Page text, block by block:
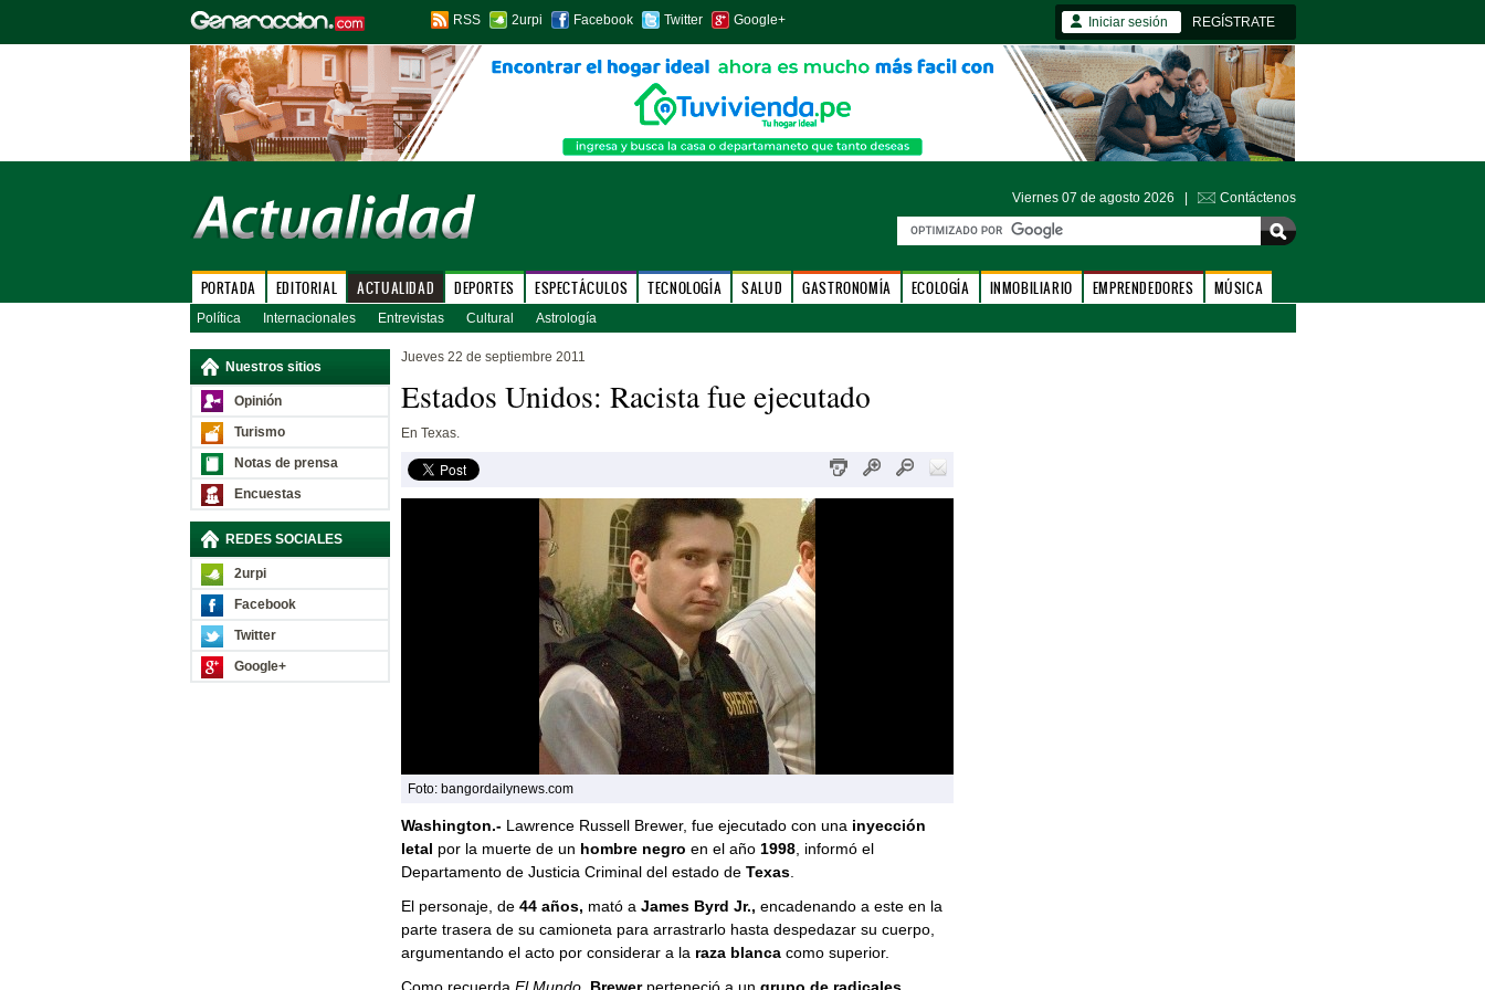
RSS 2urpi Facebook Twitter Google+ Iniciar sesión REGÍSTRATE
Viernes 07 de agosto 2026 | Contáctenos
PORTADA EDITORIAL ACTUALIDAD DEPORTES ESPECTÁCULOS TECNOLOGÍA SALUD GASTRONOMÍA ECOLOGÍA INMOBILIARIO EMPRENDEDORES MÚSICA
Política Internacionales Entrevistas Cultural Astrología
Nuestros sitios
Opinión
Turismo
Notas de prensa
Encuestas
REDES SOCIALES
2urpi
Facebook
Twitter
Google+
Jueves 22 de septiembre 2011
Estados Unidos: Racista fue ejecutado
En Texas.
Foto: bangordailynews.com
Washington.-Lawrence Russell Brewer, fue ejecutado con una inyección
letal por la muerte de un hombre negro en el año 1998, informó el
Departamento de Justicia Criminal del estado de Texas.
El personaje, de 44 años, mató a James Byrd Jr., encadenando a este en la
parte trasera de su camioneta para arrastrarlo hasta despedazar su cuerpo,
argumentando el acto por considerar a la raza blancacomo superior.